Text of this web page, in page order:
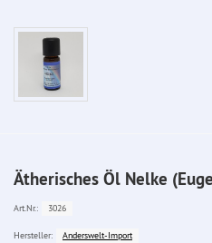
Ätherisches Öl Nelke
Art.Nr.: 3026
Hersteller:
Anderswelt-Import